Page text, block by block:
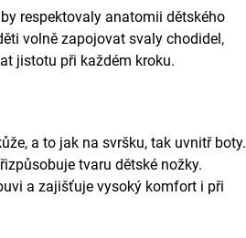
respektovaly anatomii dětského
volně zapojovat svaly chodidel,
jistotu při každém kroku.
a to jak na svršku, tak uvnitř boty.
tvaru dětské nožky.
a zajišťuje vysoký komfort i při